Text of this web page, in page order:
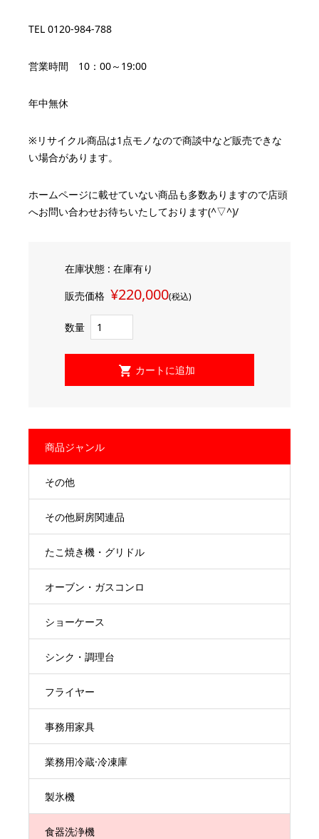
TEL 0120-984-788
営業時間 10：00～19:00
年中無休
※リサイクル商品は1点モノなので商談中など販売できな
い場合があります。
ホームページに載せていない商品も多数ありますので店頭
へお問い合わせお待ちいたしております(^▽^)/
在庫状態 : 在庫有り
販売価格 ¥220,000(税込)
数量
商品ジャンル
その他
その他厨房関連品
たこ焼き機・グリドル
オーブン・ガスコンロ
ショーケース
シンク・調理台
フライヤー
事務用家具
業務用冷蔵·冷凍庫
製氷機
食器洗浄機